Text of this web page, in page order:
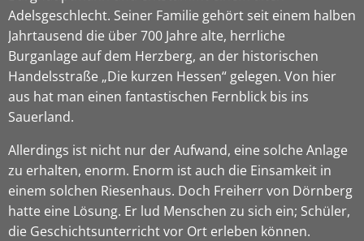
Adelsgeschlecht. Seiner Familie gehört seit einem halben
Jahrtausend die über 700 Jahre alte, herrliche
Burganlage auf dem Herzberg, an der historischen
Handelsstraße „Die kurzen Hessen“ gelegen. Von hier
aus hat man einen fantastischen Fernblick bis ins
Sauerland.
Allerdings ist nicht nur der Aufwand, eine solche Anlage
zu erhalten, enorm. Enorm ist auch die Einsamkeit in
einem solchen Riesenhaus. Doch Freiherr von Dörnberg
hatte eine Lösung. Er lud Menschen zu sich ein; Schüler,
die Geschichtsunterricht vor Ort erleben können.